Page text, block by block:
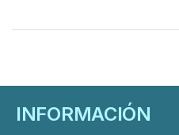
INFORMACIÓN